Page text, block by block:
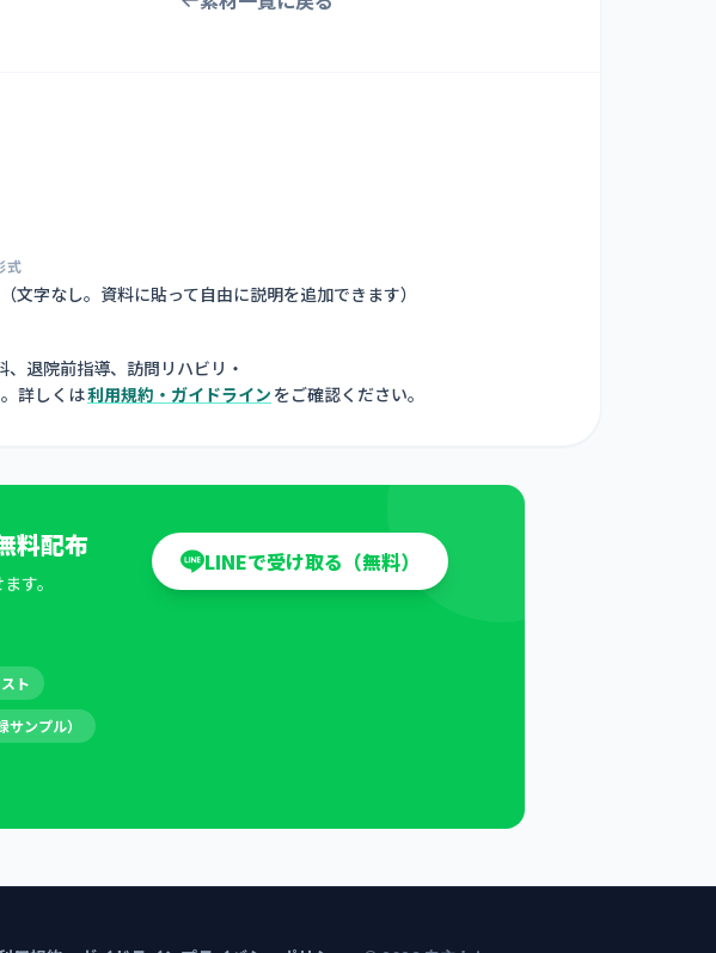
式
文字なし。資料に貼って自由に説明を追加できます）
退院前指導、訪問リハビリ・
詳しくは利用規約・ガイドライン をご確認ください。
料配布
す。
LINEで受け取る（無料）
ト
ンプル）